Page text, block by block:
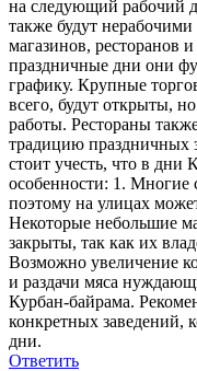
на следующий рабочий
также будут
магазинов, ресторанов
праздничные дни они
графику. Крупные
всего, будут открыты,
работы. Рестораны
традицию праздничных
стоит учесть, что в дни
особенности: 1. Многие
поэтому на улицах
Некоторые небольшие
закрыты, так как их
Возможно увеличение
и раздачи мяса
Курбан-байрама.
конкретных заведений,
дни.
Ответить